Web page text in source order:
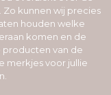
Zo kunnen wij precies
houden welke
komen en de
producten van de
merkjes voor jullie